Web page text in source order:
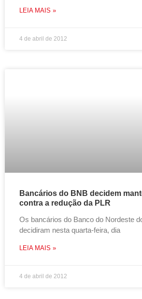
LEIA MAIS »
4 de abril de 2012
Bancários do BNB decidem
contra a redução da PLR
Os bancários do Banco do Nordeste
decidiram nesta quarta-feira, dia
LEIA MAIS »
4 de abril de 2012